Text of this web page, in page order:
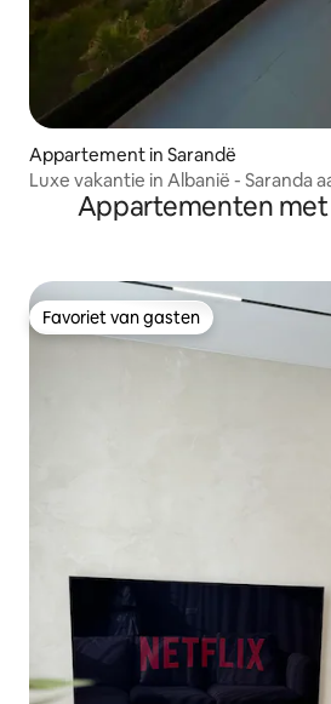
Appartement in Sarandë
Luxe vakantie in Albanië - Saranda
Appartementen
Favoriet van gasten
Favoriet van gasten